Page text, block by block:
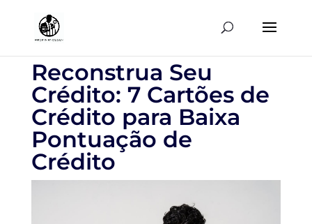
Reconstrua Seu
Crédito: 7 Cartões de
Crédito para Baixa
Pontuação de
Crédito